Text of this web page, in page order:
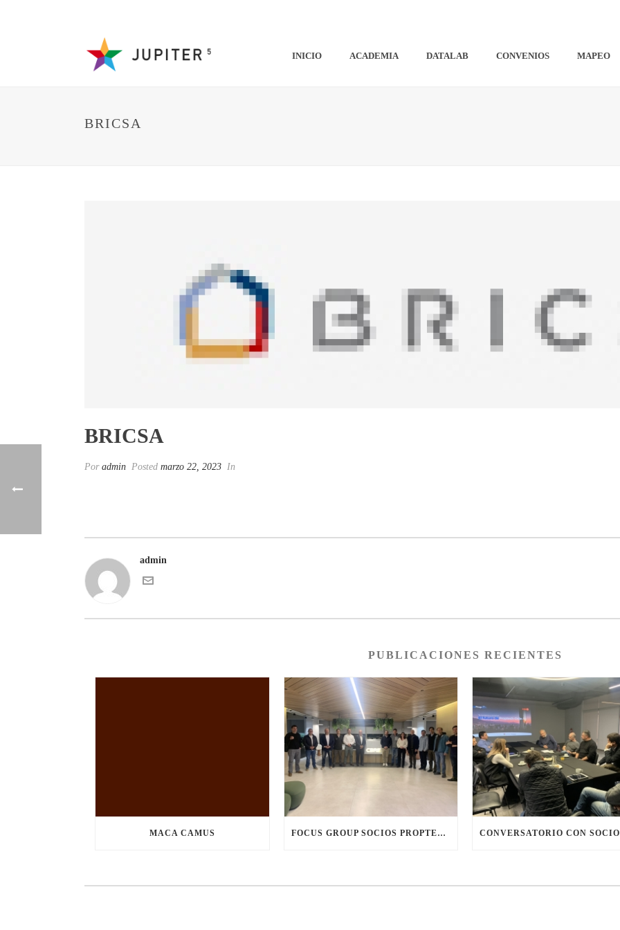
INICIO ACADEMIA DATALAB CONVENIOS MAPEO
BRICSA
BRICSA
Por admin Posted marzo 22, 2023 In
admin
PUBLICACIONES RECIENTES
MACA CAMUS FOCUS GROUP SOCIOS PROPTECH CHILE